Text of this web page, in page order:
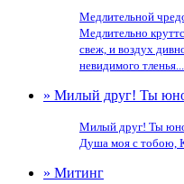
Медлительной
Медлительно
свеж, и воздух
невидимого
» Милый друг! Ты
Милый друг! Ты
Душа моя с тобою,
» Митинг